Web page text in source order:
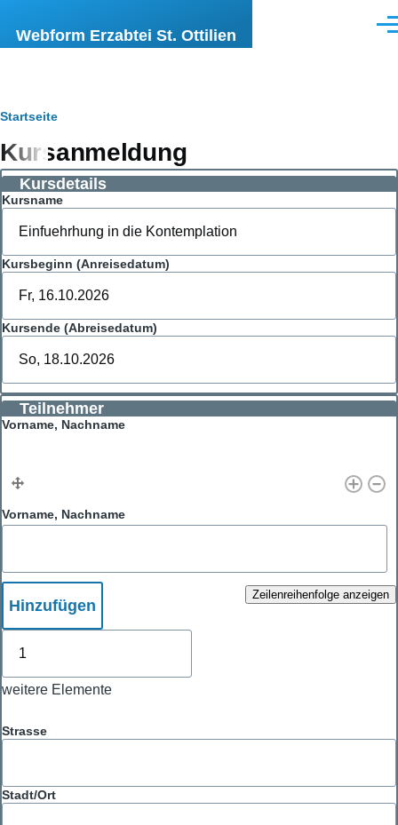
Webform Erzabtei St. Ottilien
Pfadnavigation
Startseite
Kursanmeldung
Kursdetails
Kursname
Kursbeginn (Anreisedatum)
Kursende (Abreisedatum)
Teilnehmer
Vorname, Nachname
Vorname, Nachname
Zeilenreihenfolge anzeigen
weitere
weitere Elemente
Adresse
Strasse
Stadt/Ort